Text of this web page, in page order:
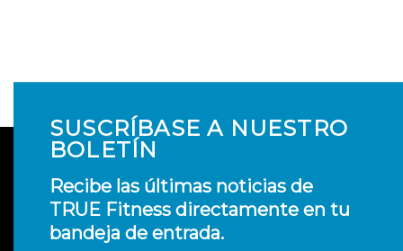
SUSCRÍBASE A NUESTRO
BOLETÍN
Recibe las últimas noticias de
TRUE Fitness directamente en tu
bandeja de entrada.